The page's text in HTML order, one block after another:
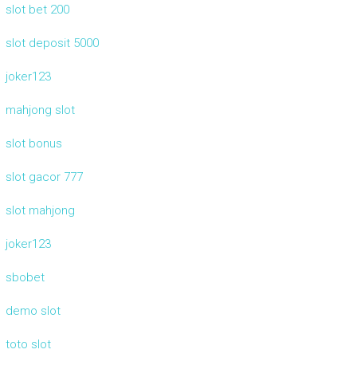
slot bet 200
slot deposit 5000
joker123
mahjong slot
slot bonus
slot gacor 777
slot mahjong
joker123
sbobet
demo slot
toto slot